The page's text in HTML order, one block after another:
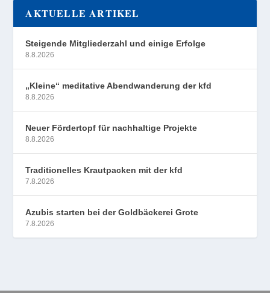
AKTUELLE ARTIKEL
Steigende Mitgliederzahl und einige Erfolge
8.8.2026
„Kleine“ meditative Abendwanderung der kfd
8.8.2026
Neuer Fördertopf für nachhaltige Projekte
8.8.2026
Traditionelles Krautpacken mit der kfd
7.8.2026
Azubis starten bei der Goldbäckerei Grote
7.8.2026